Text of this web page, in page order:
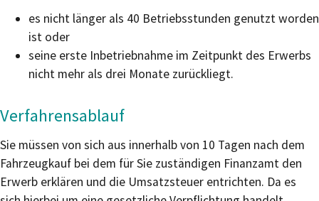
es nicht länger als 40 Betriebsstunden genutzt worden
ist oder
seine erste Inbetriebnahme im Zeitpunkt des Erwerbs
nicht mehr als drei Monate zurückliegt.
Verfahrensablauf
Sie müssen von sich aus innerhalb von 10 Tagen nach dem
Fahrzeugkauf bei dem für Sie zuständigen Finanzamt den
Erwerb erklären und die Umsatzsteuer entrichten. Da es